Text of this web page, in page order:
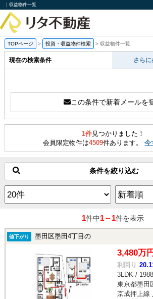
｜収益物件一覧
TOPページ > 投資・収益物件検索 > 収益物件一覧
現在の検索条件 さら
この条件で新着メールを
1件見つかりました！
会員限定物件は4509件あります。今
条件を絞り込む
1件中1～1件を表示
値下がり 墨田区墨田4丁目の
3,480万円
利回り
3LDK /
東京都墨田
京成押上線